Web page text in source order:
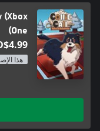
(Xbox
One)
هذا